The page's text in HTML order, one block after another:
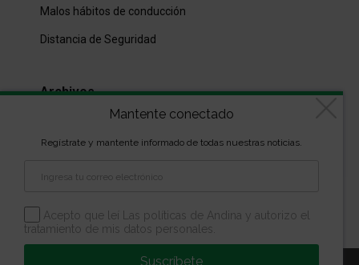
Malos hábitos de conducción
Distancia de Seguridad
Archivos
propiedad de la Escuela Andina | Todos los derechos
reservados
Mantente conectado
Regístrate y mantente informado de todas nuestras noticias.
Acepto que leí Las políticas de Andina y autorizo el
tratamiento de mis datos personales.
Suscríbete